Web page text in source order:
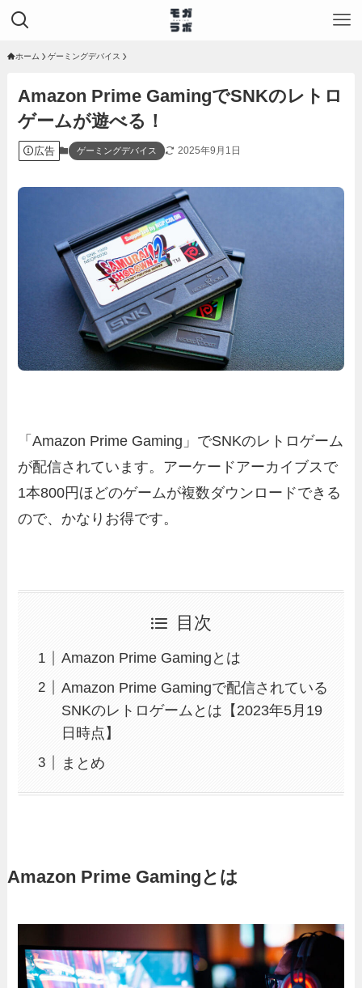
ホーム ゲーミングデバイス
Amazon Prime GamingでSNKのレトロ
ゲームが遊べる！
広告 ゲーミングデバイス 2025年9月1日
「Amazon Prime Gaming」でSNKのレトロゲーム
が配信されています。アーケードアーカイブスで
1本800円ほどのゲームが複数ダウンロードできる
ので、かなりお得です。
目次
Amazon Prime Gamingとは
Amazon Prime Gamingで配信されている
SNKのレトロゲームとは【2023年5月19
日時点】
まとめ
Amazon Prime Gamingとは